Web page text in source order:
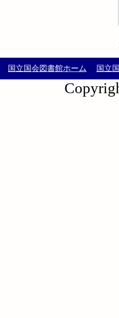
国立国会図書館ホーム 国立